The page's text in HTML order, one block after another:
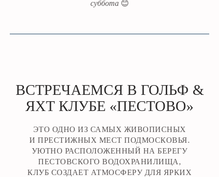
суббота 😊
ВСТРЕЧАЕМСЯ В ГОЛЬФ &
ЯХТ КЛУБЕ «ПЕСТОВО»
ЭТО ОДНО ИЗ САМЫХ ЖИВОПИСНЫХ
И ПРЕСТИЖНЫХ МЕСТ ПОДМОСКОВЬЯ.
УЮТНО РАСПОЛОЖЕННЫЙ НА БЕРЕГУ
ПЕСТОВСКОГО ВОДОХРАНИЛИЩА,
КЛУБ СОЗДАЕТ АТМОСФЕРУ ДЛЯ ЯРКИХ